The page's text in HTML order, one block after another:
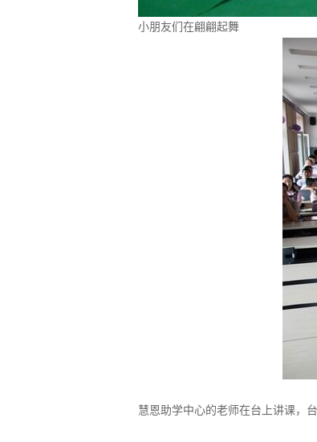
小朋友们在翩翩起舞
慧恩助学中心的老师在台上讲课，